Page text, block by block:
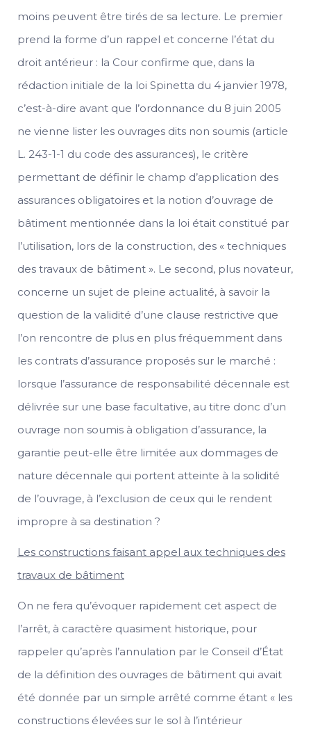
moins peuvent être tirés de sa lecture. Le premier
prend la forme d’un rappel et concerne l’état du
droit antérieur : la Cour confirme que, dans la
rédaction initiale de la loi Spinetta du 4 janvier 1978,
c’est-à-dire avant que l’ordonnance du 8 juin 2005
ne vienne lister les ouvrages dits non soumis (article
L. 243-1-1 du code des assurances), le critère
permettant de définir le champ d’application des
assurances obligatoires et la notion d’ouvrage de
bâtiment mentionnée dans la loi était constitué par
l’utilisation, lors de la construction, des « techniques
des travaux de bâtiment ». Le second, plus novateur,
concerne un sujet de pleine actualité, à savoir la
question de la validité d’une clause restrictive que
l’on rencontre de plus en plus fréquemment dans
les contrats d’assurance proposés sur le marché :
lorsque l’assurance de responsabilité décennale est
délivrée sur une base facultative, au titre donc d’un
ouvrage non soumis à obligation d’assurance, la
garantie peut-elle être limitée aux dommages de
nature décennale qui portent atteinte à la solidité
de l’ouvrage, à l’exclusion de ceux qui le rendent
impropre à sa destination ?
Les constructions faisant appel aux techniques des
travaux de bâtiment
On ne fera qu’évoquer rapidement cet aspect de
l’arrêt, à caractère quasiment historique, pour
rappeler qu’après l’annulation par le Conseil d’État
de la définition des ouvrages de bâtiment qui avait
été donnée par un simple arrêté comme étant « les
constructions élevées sur le sol à l’intérieur